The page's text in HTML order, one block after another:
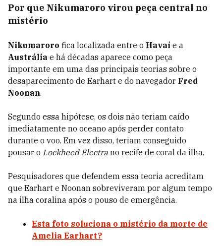
Por que Nikumaroro virou peça central no
mistério
Nikumaroro fica localizada entre o Havaí e a
Austrália e há décadas aparece como peça
importante em uma das principais teorias sobre o
desaparecimento de Earhart e do navegador Fred
Noonan.
Segundo essa hipótese, os dois não teriam caído
imediatamente no oceano após perder contato
durante o voo. Em vez disso, teriam conseguido
pousar o Lockheed Electra no recife de coral da ilha.
Pesquisadores que defendem essa teoria acreditam
que Earhart e Noonan sobreviveram por algum tempo
na ilha coralina após o pouso de emergência.
Esta foto soluciona o mistério da morte de
Amelia Earhart?